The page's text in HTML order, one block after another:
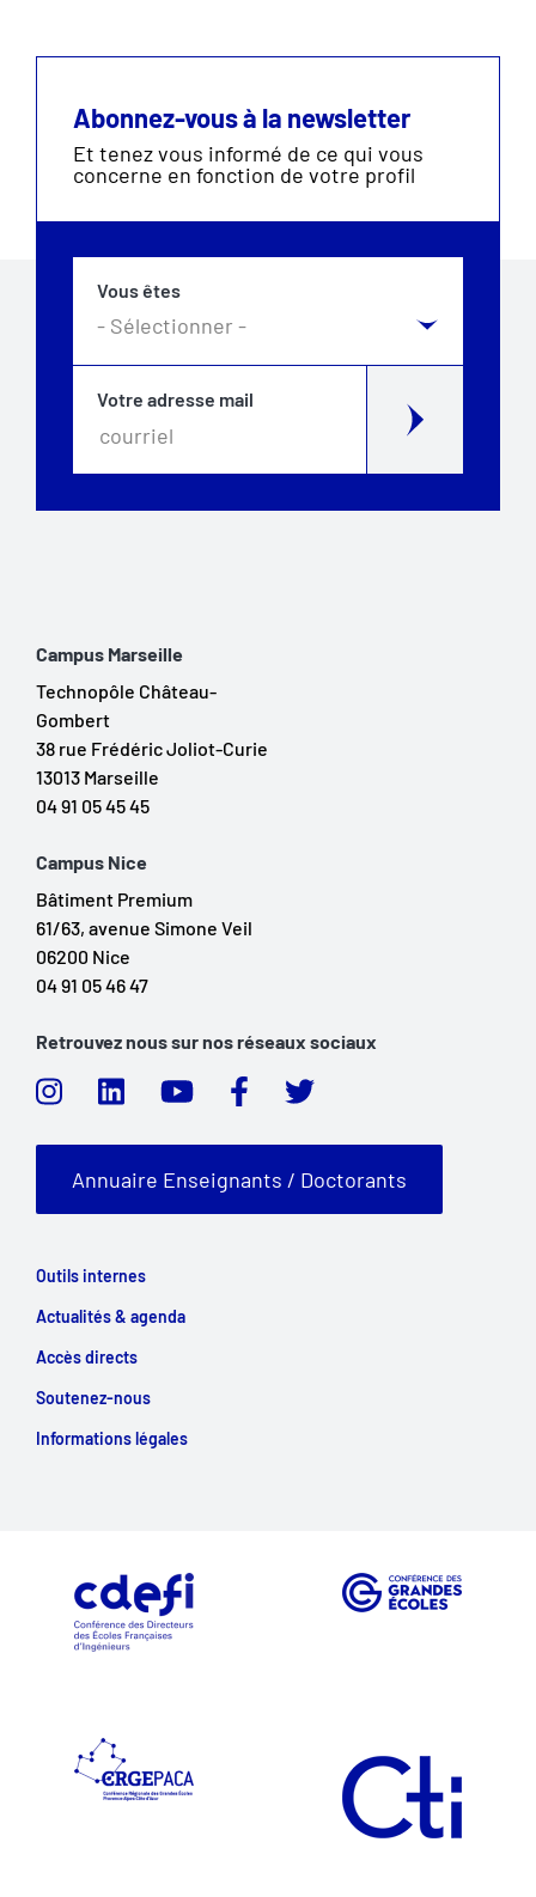
Abonnez-vous à la newsletter
Et tenez vous informé de ce qui vous
concerne en fonction de votre profil
Vous êtes
Votre adresse mail
Campus Marseille
Technopôle Château-
Gombert
38 rue Frédéric Joliot-Curie
13013 Marseille
04 91 05 45 45
Campus Nice
Bâtiment Premium
61/63, avenue Simone Veil
06200 Nice
04 91 05 46 47
Retrouvez nous sur nos réseaux sociaux
Annuaire Enseignants / Doctorants
Outils internes
Actualités & agenda
Accès directs
Soutenez-nous
Informations légales